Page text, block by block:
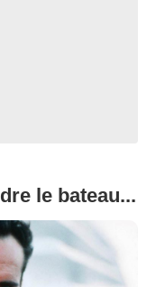
le bateau...